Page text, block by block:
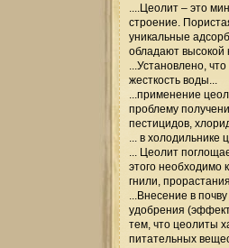
....Цеолит – это
строение.
уникальные
обладают высокой
...Установлено,
жесткость воды...
...применение
проблему
пестицидов,
... в холодильнике
... Цеолит
этого необходимо
гнили,
...Внесение в
удобрения
тем, что цеолиты
питательных